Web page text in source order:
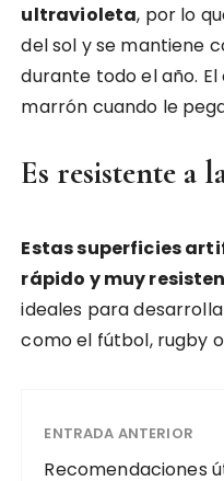
ultravioleta, por lo
del sol y se mantiene
durante todo el año.
marrón cuando le
Es resistente a
Estas superficies
rápido y muy
ideales para
como el fútbol, rugby
ENTRADA ANTERIOR
Recomendaciones